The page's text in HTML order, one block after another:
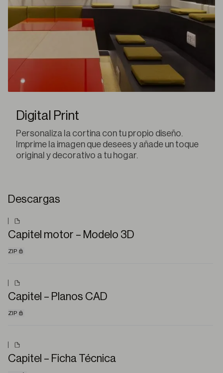
Digital Print
Personaliza la cortina con tu propio diseño.
Imprime la imagen que desees y añade un toque
original y decorativo a tu hogar.
Descargas
Capitel motor – Modelo 3D
ZIP
Capitel – Planos CAD
ZIP
Capitel – Ficha Técnica